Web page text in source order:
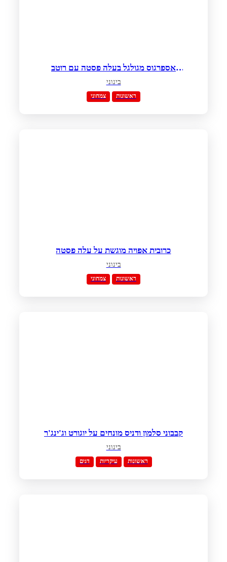
אספרגוס מגולגל בעלה פסטה עם רוטב
שמנת, בטטה ורוקפור
בינוני
צמחוני ראשונות
כרובית אפויה מוגשת על עלה פסטה
בינוני
צמחוני ראשונות
קבבוני סלמון ודניס מונחים על יוגורט וג'ינג'ר
בינוני
דגים עיקריות ראשונות